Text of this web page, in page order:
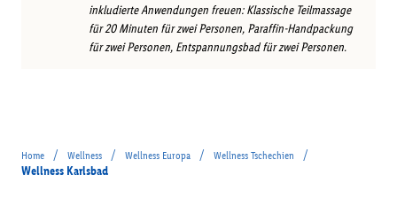
inkludierte Anwendungen freuen: Klassische Teilmassage
für 20 Minuten für zwei Personen, Paraffin-Handpackung
für zwei Personen, Entspannungsbad für zwei Personen.
Home / Wellness / Wellness Europa / Wellness Tschechien
/
Wellness Karlsbad